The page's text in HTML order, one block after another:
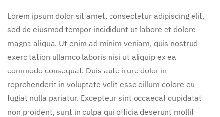
Lorem ipsum dolor sit amet, consectetur adipiscing elit,
sed do eiusmod tempor incididunt ut labore et dolore
magna aliqua. Ut enim ad minim veniam, quis nostrud
exercitation ullamco laboris nisi ut aliquip ex ea
commodo consequat. Duis aute irure dolor in
reprehenderit in voluptate velit esse cillum dolore eu
fugiat nulla pariatur. Excepteur sint occaecat cupidatat
non proident, sunt in culpa qui officia deserunt mollit